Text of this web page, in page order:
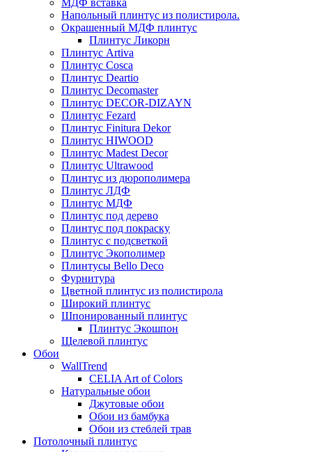
Напольный плинтус из полистирола.
Окрашенный МДФ плинтус
Плинтус Ликорн
Плинтус Artiva
Плинтус Cosca
Плинтус Deartio
Плинтус Decomaster
Плинтус DECOR-DIZAYN
Плинтус Fezard
Плинтус Finitura Dekor
Плинтус HIWOOD
Плинтус Madest Decor
Плинтус Ultrawood
Плинтус из дюрополимера
Плинтус ЛДФ
Плинтус МДФ
Плинтус под дерево
Плинтус под покраску
Плинтус с подсветкой
Плинтус Экополимер
Плинтусы Bello Deco
Фурнитура
Цветной плинтус из полистирола
Широкий плинтус
Шпонированный плинтус
Плинтус Экошпон
Щелевой плинтус
Обои
WallTrend
CELIA Art of Colors
Натуральные обои
Джутовые обои
Обои из бамбука
Обои из стеблей трав
Потолочный плинтус